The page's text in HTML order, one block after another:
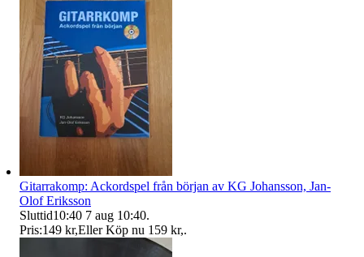
Gitarrakomp: Ackordspel från början av KG Johansson, Jan-
Olof Eriksson
Sluttid10:40 7 aug 10:40.
Pris:149 kr,Eller Köp nu 159 kr,.